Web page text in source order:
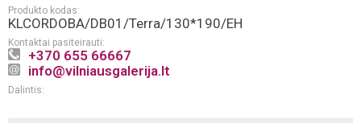
Produkto kodas:
KLCORDOBA/DB01/Terra/130*190/EH
Kontaktai pasiteirauti:
+370 655 66667
info@vilniausgalerija.lt
Dalintis: